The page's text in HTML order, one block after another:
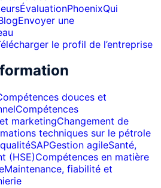
ÉvaluationPhoenixQui
Envoyer une
le profil de l’entreprise
douces et
Compétences
marketingChangement de
techniques sur le pétrole
SAPGestion agileSanté,
(HSE)Compétences en matière
Maintenance, fiabilité et